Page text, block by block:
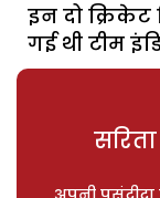
इन दो
गई थी टीम